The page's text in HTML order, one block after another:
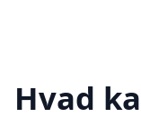
Hvad